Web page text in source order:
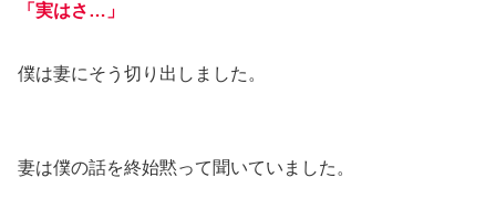
「実はさ…」
僕は妻にそう切り出しました。
妻は僕の話を終始黙って聞いていました。